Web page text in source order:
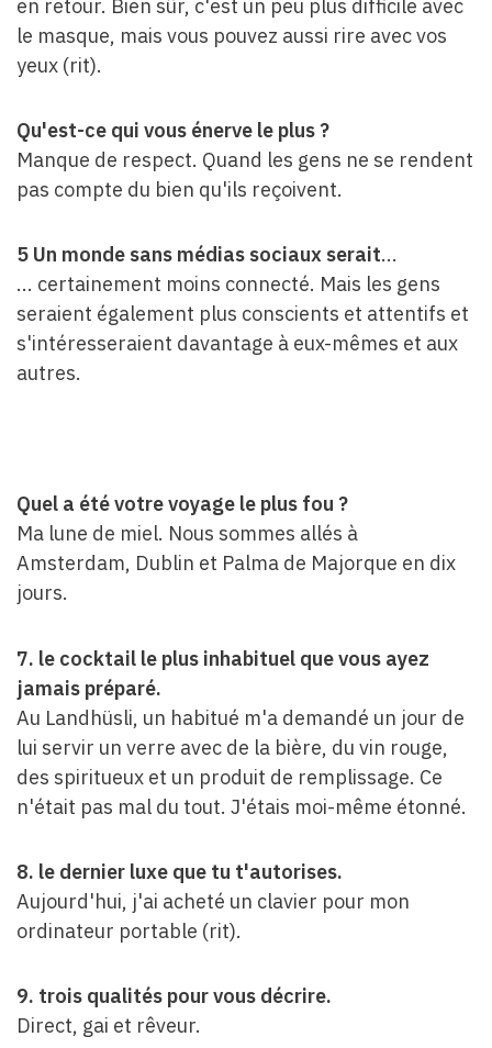
en retour. Bien sûr, c'est un peu plus difficile avec
le masque, mais vous pouvez aussi rire avec vos
yeux (rit).
Qu'est-ce qui vous énerve le plus ?
Manque de respect. Quand les gens ne se rendent
pas compte du bien qu'ils reçoivent.
5 Un monde sans médias sociaux serait...
... certainement moins connecté. Mais les gens
seraient également plus conscients et attentifs et
s'intéresseraient davantage à eux-mêmes et aux
autres.
Quel a été votre voyage le plus fou ?
Ma lune de miel. Nous sommes allés à
Amsterdam, Dublin et Palma de Majorque en dix
jours.
7. le cocktail le plus inhabituel que vous ayez
jamais préparé.
Au Landhüsli, un habitué m'a demandé un jour de
lui servir un verre avec de la bière, du vin rouge,
des spiritueux et un produit de remplissage. Ce
n'était pas mal du tout. J'étais moi-même étonné.
8. le dernier luxe que tu t'autorises.
Aujourd'hui, j'ai acheté un clavier pour mon
ordinateur portable (rit).
9. trois qualités pour vous décrire.
Direct, gai et rêveur.